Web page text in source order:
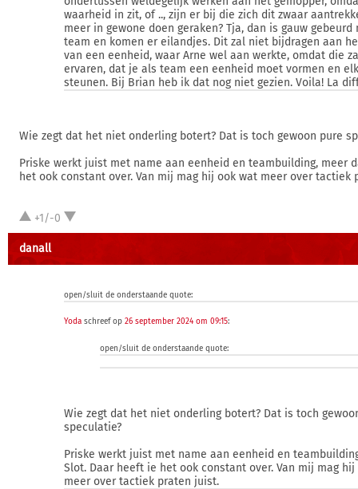
waarheid in zit, of .., zijn er bij die zich dit zwaar
meer in gewone doen geraken? Tja, dan is gauw gebeurd
team en komen er eilandjes. Dit zal niet bijdragen aan
van een eenheid, waar Arne wel aan werkte, omdat die
ervaren, dat je als team een eenheid moet vormen en
steunen. Bij Brian heb ik dat nog niet gezien. Voila! La
Wie zegt dat het niet onderling botert? Dat is toch gewoon pure
Priske werkt juist met name aan eenheid en teambuilding, meer
het ook constant over. Van mij mag hij ook wat meer over tactiek
+1/-0
danall
open/sluit de onderstaande quote:
Yoda schreef op 26 september 2024 om 09:15:
open/sluit de onderstaande quote:
Wie zegt dat het niet onderling botert? Dat is toch
speculatie?
Priske werkt juist met name aan eenheid en
Slot. Daar heeft ie het ook constant over. Van mij mag hij
meer over tactiek praten juist.